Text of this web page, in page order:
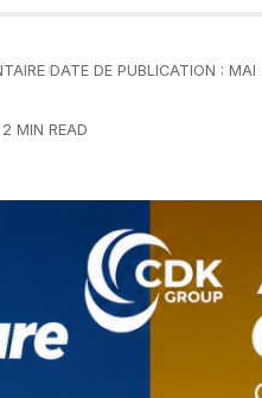
DATE DE PUBLICATION :
2 MIN READ